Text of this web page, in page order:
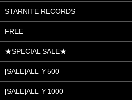
STARNITE RECORDS
FREE
★SPECIAL SALE★
[SALE]ALL ￥500
[SALE]ALL ￥1000